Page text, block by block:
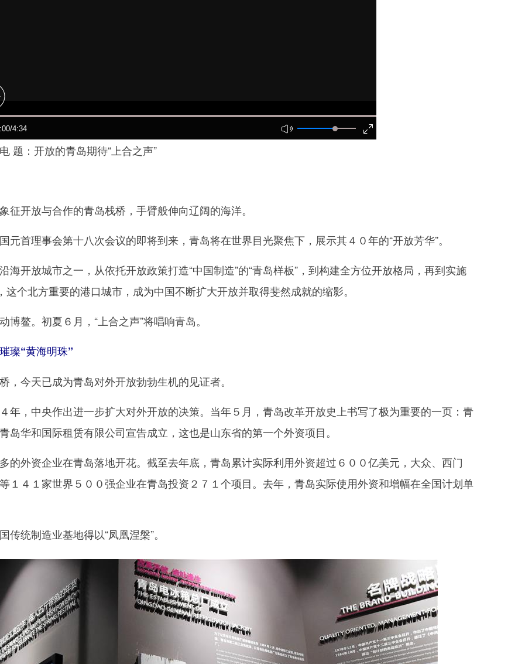
：开放的青岛期待“上合之声”
开放与合作的青岛栈桥，手臂般伸向辽阔的海洋。
首理事会第十八次会议的即将到来，青岛将在世界目光聚焦下，展示其４０年的“开放芳华”。
开放城市之一，从依托开放政策打造“中国制造”的“青岛样板”，到构建全方位开放格局，再到实施
这个北方重要的港口城市，成为中国不断扩大开放并取得斐然成就的缩影。
鳌。初夏６月，“上合之声”将唱响青岛。
“黄海明珠”
今天已成为青岛对外开放勃勃生机的见证者。
，中央作出进一步扩大对外开放的决策。当年５月，青岛改革开放史上书写了极为重要的一页：青
岛华和国际租赁有限公司宣告成立，这也是山东省的第一个外资项目。
外资企业在青岛落地开花。截至去年底，青岛累计实际利用外资超过６００亿美元，大众、西门
１４１家世界５００强企业在青岛投资２７１个项目。去年，青岛实际使用外资和增幅在全国计划单
统制造业基地得以“凤凰涅槃”。